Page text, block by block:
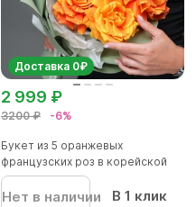
Доставка 0₽
3200 ₽ -6%
2 999 ₽
Букет из 5 оранжевых
французских роз в корейской
упаков...
Нет в наличии В 1 клик